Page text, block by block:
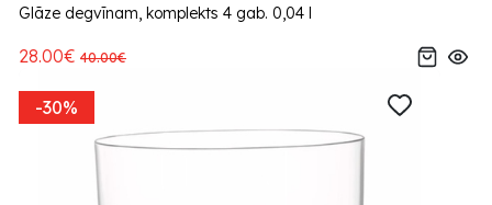
Glāze degvīnam, komplekts 4 gab. 0,04 l
28.00€ 40.00€
-30%